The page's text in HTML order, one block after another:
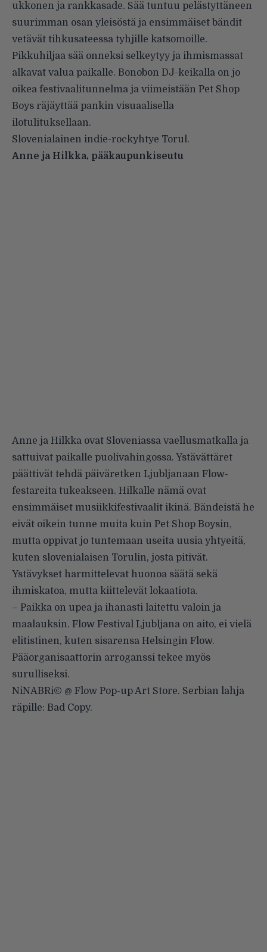
ukkonen ja rankkasade. Sää tuntuu pelästyttäneen
suurimman osan yleisöstä ja ensimmäiset bändit
vetävät tihkusateessa tyhjille katsomoille.
Pikkuhiljaa sää onneksi selkeytyy ja ihmismassat
alkavat valua paikalle. Bonobon DJ-keikalla on jo
oikea festivaalitunnelma ja viimeistään Pet Shop
Boys räjäyttää pankin visuaalisella
ilotulituksellaan.
Slovenialainen indie-rockyhtye Torul.
Anne ja Hilkka, pääkaupunkiseutu
Anne ja Hilkka ovat Sloveniassa vaellusmatkalla ja
sattuivat paikalle puolivahingossa. Ystävättäret
päättivät tehdä päiväretken Ljubljanaan Flow-
festareita tukeakseen. Hilkalle nämä ovat
ensimmäiset musiikkifestivaalit ikinä. Bändeistä he
eivät oikein tunne muita kuin Pet Shop Boysin,
mutta oppivat jo tuntemaan useita uusia yhtyeitä,
kuten slovenialaisen Torulin, josta pitivät.
Ystävykset harmittelevat huonoa säätä sekä
ihmiskatoa, mutta kiittelevät lokaatiota.
– Paikka on upea ja ihanasti laitettu valoin ja
maalauksin. Flow Festival Ljubljana on aito, ei vielä
elitistinen, kuten sisarensa Helsingin Flow.
Pääorganisaattorin arroganssi tekee myös
surulliseksi.
NiNABRi© @ Flow Pop-up Art Store. Serbian lahja
räpille: Bad Copy.